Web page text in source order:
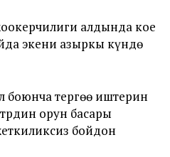
алдында кое
экени азыркы күндө
боюнча тергөө иштерин
орун басары
бойдон